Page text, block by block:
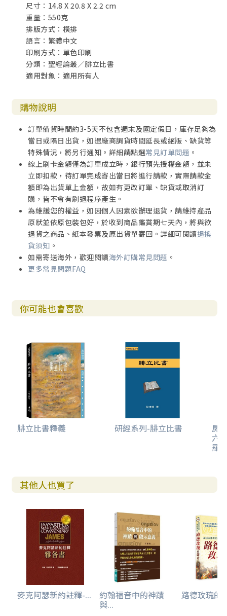
尺寸：14.8 X 20.8 X 2.2 cm
重量：550克
排版方式：橫排
語言：繁體中文
印刷方式：單色印刷
分類：聖經論叢／腓立比書
適用對象：適用所有人
購物說明
訂單備貨時間約3-5天不包含週末及國定假日，庫存足夠為
當日或隔日出貨，如遇廠商調貨時間延長或絕版、缺貨等
特殊情況，將另行通知。詳細請點選常見訂單問題 。
線上刷卡金額僅為訂單成立時，銀行預先授權金額，並未
立即扣款，待訂單完成寄出當日將進行請款，實際請款金
額即為出貨單上金額，故如有更改訂單、缺貨或取消訂
購，皆不會有刷退程序產生。
為維護您的權益，如因個人因素欲辦理退貨，請維持產品
原狀並依原包裝包好，於收到商品鑑賞期七天內，將與欲
退貨之商品、紙本發票及原出貨單寄回。詳細可閱讀退換
貨須知 。
如需寄送海外，歡迎閱讀海外訂購常見問題 。
更多常見問題FAQ
你可能也會喜歡
腓立比書釋義 研經系列-腓立比書 房
六
羅
其他人也買了
麥克阿瑟新約註釋-... 約翰福音中的神蹟
與...
路德玫瑰的